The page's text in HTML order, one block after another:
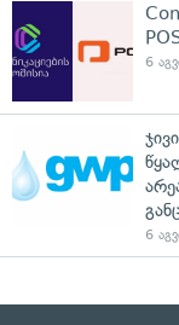
6
6